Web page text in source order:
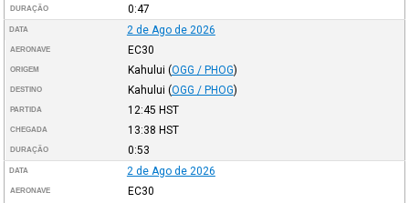
DURAÇÃO 0:47
DATA 2 de Ago de 2026
AERONAVE EC30
ORIGEM Kahului (OGG / PHOG)
DESTINO Kahului (OGG / PHOG)
PARTIDA 12:45 HST
CHEGADA 13:38 HST
DURAÇÃO 0:53
DATA 2 de Ago de 2026
AERONAVE EC30